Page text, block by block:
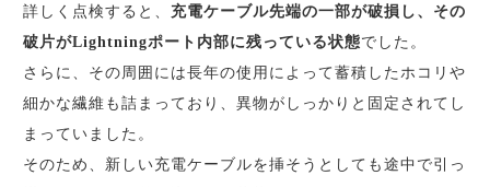
詳しく点検すると、 充電ケーブル先端の一部が破損し、その
破片がLightningポート内部に残っている状態でした。
さらに、その周囲には長年の使用によって蓄積したホコリや
細かな繊維も詰まっており、異物がしっかりと固定されてし
まっていました。
そのため、新しい充電ケーブルを挿そうとしても途中で引っ